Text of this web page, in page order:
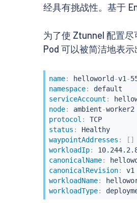
经具有挑战性。基于
为了使 Ztunnel 配置
Pod 可以被简洁地表示
name: helloworld -v1-
namespace:
serviceAccount :
node: ambient-
worker2
protocol :
TCP
status :
Healthy
waypointAddresses : [ ]
workloadIp:
canonicalName:
canonicalRevision:
v1
workloadName:
workloadType: